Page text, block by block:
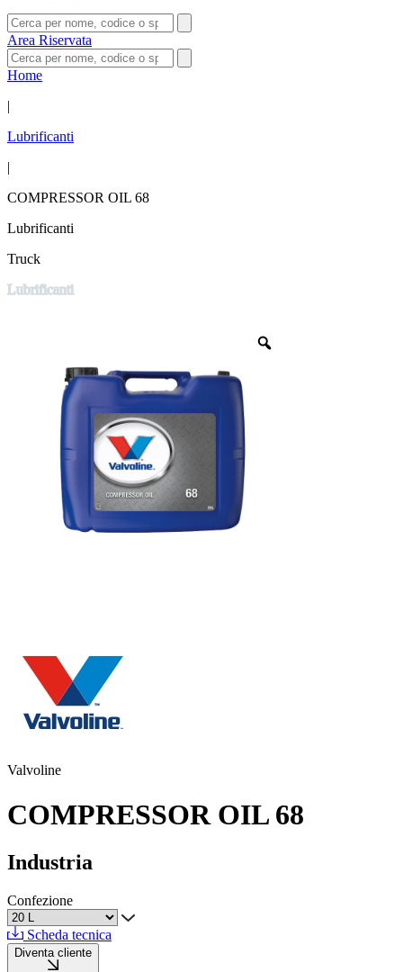
Area Riservata
Home
|
Lubrificanti
|
COMPRESSOR OIL 68
Lubrificanti
Truck
Lubrificanti
Valvoline
COMPRESSOR OIL 68
Industria
Confezione
Scheda tecnica
Diventa cliente